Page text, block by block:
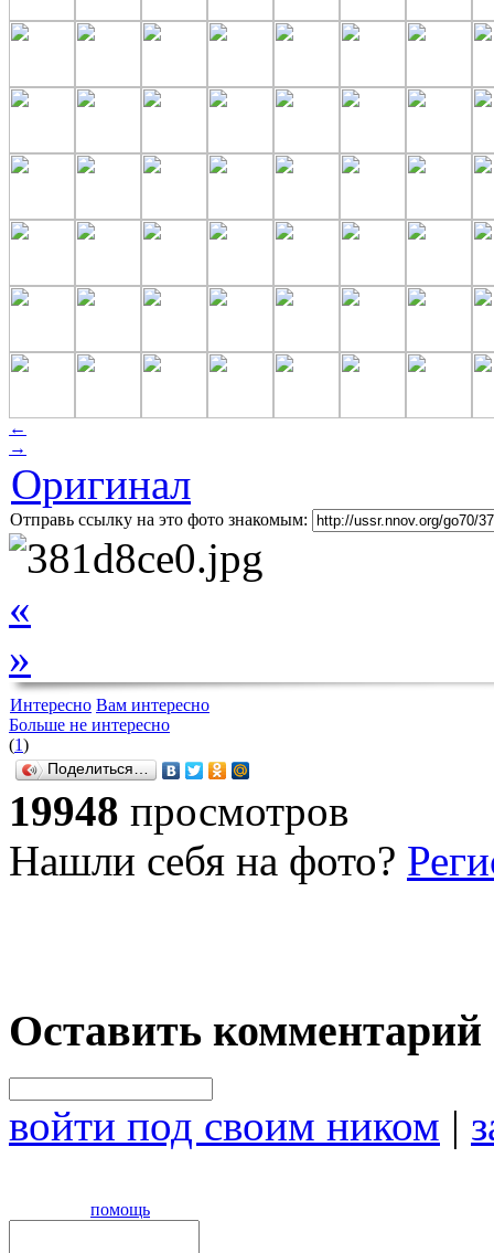
←
→
Оригинал
Отправь ссылку на это фото знакомым:
«
»
Интересно Вам интересно
Больше не интересно
(1)
Поделиться…
19948 просмотров
Нашли себя на фото?
Оставить комментарий
войти под своим ником |
помощь